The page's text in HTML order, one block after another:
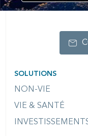
SOLUTIONS
NON-VIE
VIE & SANTÉ